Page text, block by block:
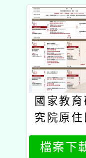
族教育
研討會「
住民族
的未來：
承與創新
公文國
究院
國家教育
究院原住
族教育
中心辦理
檔案下